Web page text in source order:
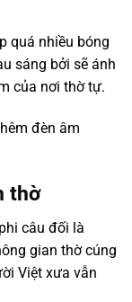
quá nhiều bóng
sáng bởi sẽ ánh
của nơi thờ tự.
đèn âm
thờ
câu đối là
gian thờ cúng
Việt xưa vẫn